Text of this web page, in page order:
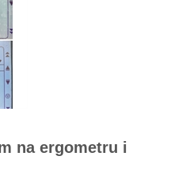
na ergometru i